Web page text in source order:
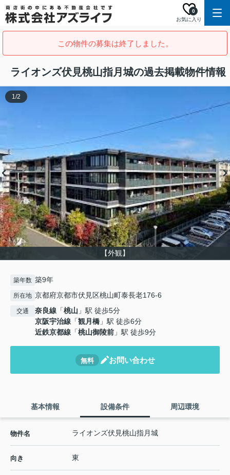
お気に入り
0
この物件の募集は終了しました。
ライオンズ伏見桃山指月城の過去掲載物件情報
【外観】
1/2
築年数 築9年
所在地 京都府京都市伏見区桃山町泰長老176-6
交通 奈良線 「桃山 」駅 徒歩5分
京阪宇治線 「観月橋 」駅 徒歩6分
近鉄京都線 「桃山御陵前 」駅 徒歩9分
無料 お問い合わせ
基本情報 設備条件 周辺環境
物件名 ライオンズ伏見桃山指月城
向き 東